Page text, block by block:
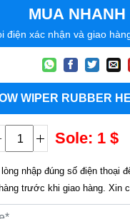
MUA NHANH
điện xác nhận và giao
WIPER RUBBER
Sole: 1 $
nhập đúng số điện thoại
trước khi giao hàng. Xin